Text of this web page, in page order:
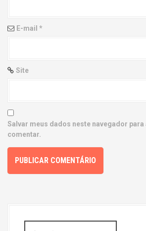
n E-mail *
Site
Salvar meus dados neste navegador para
comentar.